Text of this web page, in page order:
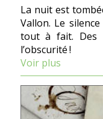
La nuit est
Vallon. Le
tout à fait. Des
l’obscurité !
Voir plus